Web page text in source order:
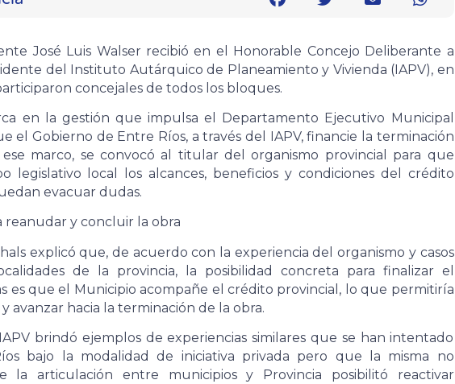
José Luis Walser recibió en el Honorable Concejo Deliberante a
del Instituto Autárquico de Planeamiento y Vivienda (IAPV), en
concejales de todos los bloques.
en la gestión que impulsa el Departamento Ejecutivo Municipal
el Gobierno de Entre Ríos, a través del IAPV, financie la terminación
marco, se convocó al titular del organismo provincial para que
legislativo local los alcances, beneficios y condiciones del crédito
evacuar dudas.
reanudar y concluir la obra
explicó que, de acuerdo con la experiencia del organismo y casos
de la provincia, la posibilidad concreta para finalizar el
es que el Municipio acompañe el crédito provincial, lo que permitiría
avanzar hacia la terminación de la obra.
brindó ejemplos de experiencias similares que se han intentado
bajo la modalidad de iniciativa privada pero que la misma no
la articulación entre municipios y Provincia posibilitó reactivar